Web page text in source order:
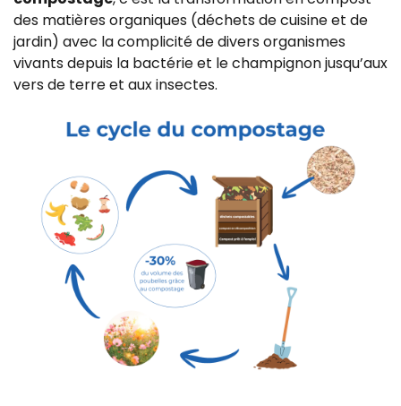
des matières organiques (déchets de cuisine et de
jardin) avec la complicité de divers organismes
vivants depuis la bactérie et le champignon jusqu’aux
vers de terre et aux insectes.